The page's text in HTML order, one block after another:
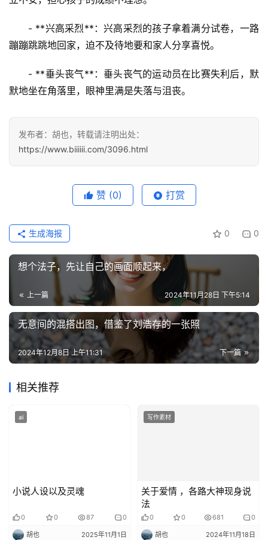
- **兴高采烈**：兴高采烈的孩子拿着满分试卷，一路
蹦蹦跳跳地回家，迫不及待地要和家人分享喜悦。
- **垂头丧气**：垂头丧气的运动员在比赛失利后，默
默地坐在角落里，眼神里满是失落与沮丧。
发布者：胡也，转载请注明出处：
https://www.biiiiii.com/3096.html
赞 (0) 打赏
0 0
生成海报
想个法子，先让自己的画面顺起来，
上一篇 2024年11月28日 下午5:14
无意间的混搭出图，借鉴了刘浩存的一张照
下一篇
2024年12月8日 上午11:31
相关推荐
ai
小说人设以及灵魂
0 0 87 0
胡也 2025年11月1日
写作素材
关于爱情 ，各路大神现身说
法
0 0 681 0
胡也 2024年11月18日